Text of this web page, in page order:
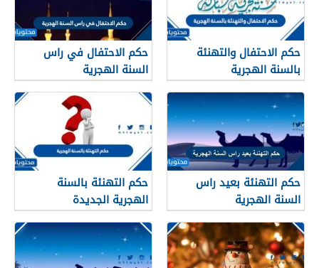
حكم الاحتفال والتهنئة
بالسنة الهجرية
حكم الاحتفال في راس
السنة الهجرية
حكم التهنئة بعيد راس
السنة الهجرية
حكم التهنئة بالسنة
الهجرية الجديدة